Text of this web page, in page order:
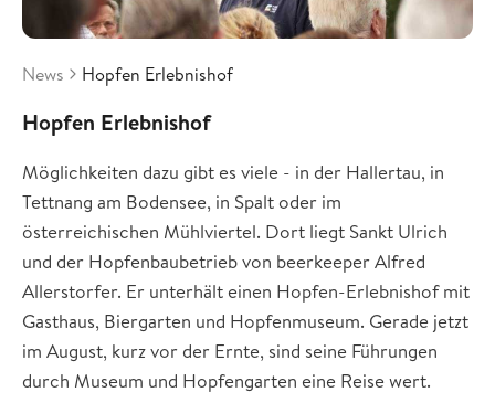
News Hopfen Erlebnishof
Hopfen Erlebnishof
Möglichkeiten dazu gibt es viele - in der Hallertau, in
Tettnang am Bodensee, in Spalt oder im
österreichischen Mühlviertel. Dort liegt Sankt Ulrich
und der Hopfenbaubetrieb von beerkeeper Alfred
Allerstorfer. Er unterhält einen Hopfen-Erlebnishof mit
Gasthaus, Biergarten und Hopfenmuseum. Gerade jetzt
im August, kurz vor der Ernte, sind seine Führungen
durch Museum und Hopfengarten eine Reise wert.